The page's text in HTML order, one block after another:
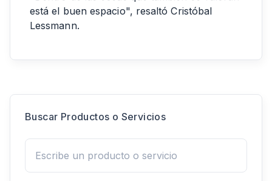
está el buen espacio", resaltó Cristóbal
Lessmann.
Buscar Productos o Servicios